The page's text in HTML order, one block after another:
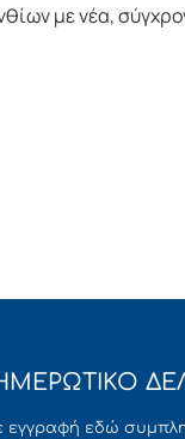
με νέα,
εγγραφή εδώ